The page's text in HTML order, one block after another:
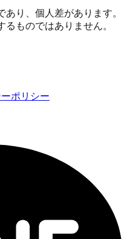
り、個人差があります。
ものではありません。
ポリシー